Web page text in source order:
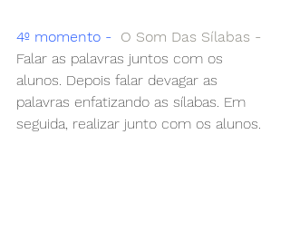
4º momento -
  O Som Das Sílabas -
Falar as palavras juntos com os
alunos. Depois falar devagar as
palavras enfatizando as sílabas. Em
seguida, realizar junto com os alunos.